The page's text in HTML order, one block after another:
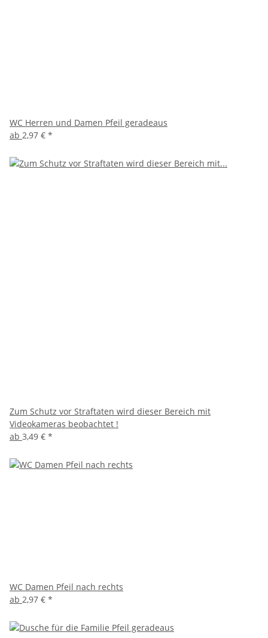
WC Herren und Damen Pfeil geradeaus
ab 2,97 € *
Zum Schutz vor Straftaten wird dieser Bereich mit
Videokameras beobachtet !
ab 3,49 € *
WC Damen Pfeil nach rechts
ab 2,97 € *